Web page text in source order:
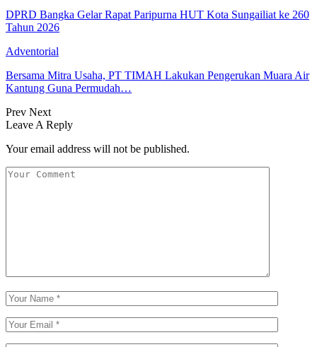
DPRD Bangka Gelar Rapat Paripurna HUT Kota Sungailiat ke 260
Tahun 2026
Adventorial
Bersama Mitra Usaha, PT TIMAH Lakukan Pengerukan Muara Air
Kantung Guna Permudah…
Prev Next
Leave A Reply
Your email address will not be published.